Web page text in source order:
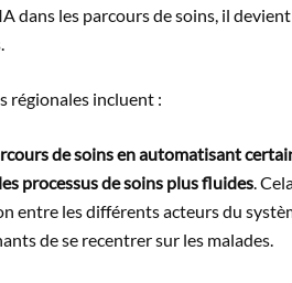
dans les parcours de soins, il
régionales incluent :
de soins en automatisant
processus de soins plus fluides.
entre les différents acteurs du
de se recentrer sur les malades.